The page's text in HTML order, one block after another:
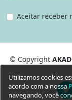
Aceitar receber
© Copyright
Utilizamos cookies
acordo com a nossa
navegando, você